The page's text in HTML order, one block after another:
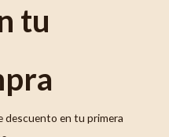
tu
descuento en tu primera